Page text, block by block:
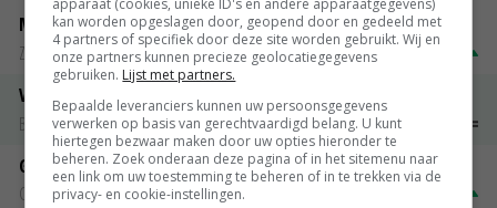
Magere melkpoeder
Zuivel NL
€ 269,00
€ 7,00
Vleeskuikens 2001-2600 gr
Barneveld
€ 1,09~
Gerst
Groningen
apparaat (cookies, unieke ID's en andere apparaatgegevens)
kan worden opgeslagen door, geopend door en gedeeld met
4 partners of specifiek door deze site worden gebruikt. Wij en
onze partners kunnen precieze geolocatiegegevens
gebruiken. Lijst met partners.
Bepaalde leveranciers kunnen uw persoonsgegevens
verwerken op basis van gerechtvaardigd belang. U kunt
hiertegen bezwaar maken door uw opties hieronder te
beheren. Zoek onderaan deze pagina of in het sitemenu naar
een link om uw toestemming te beheren of in te trekken via de
privacy- en cookie-instellingen.